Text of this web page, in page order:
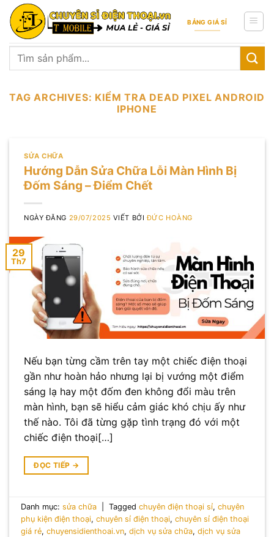
Skip
content
BẢNG GIÁ SỈ
Tìm
TAG ARCHIVES: KIỂM TRA DEAD PIXEL ANDROID
IPHONE
SỬA CHỮA
Hướng Dẫn Sửa Chữa Lỗi Màn Hình Bị
Đốm Sáng – Điểm Chết
NGÀY ĐĂNG 29/07/2025 VIẾT BỞIĐỨC HOÀNG
29
Th7
Nếu bạn từng cầm trên tay một chiếc điện thoại
gần như hoàn hảo nhưng lại bị vướng một điểm
sáng lạ hay một đốm đen không đổi màu trên
màn hình, bạn sẽ hiểu cảm giác khó chịu ấy như
thế nào. Tôi đã từng gặp tình trạng đó với một
chiếc điện thoại[…]
ĐỌC TIẾP →
Danh mục:sửa chữa Taggedchuyên điện thoại sỉ,chuyên
phụ kiện điện thoại,chuyên sỉ điện thoại,chuyên sỉ điện thoại
giá rẻ,chuyensidienthoai.vn,dịch vụ sửa chữa,dịch vụ sửa